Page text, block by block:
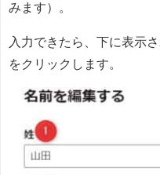
みます）。
入力できたら、下に表示
をクリックします。